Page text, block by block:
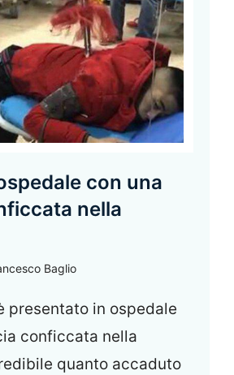
con una
nella
Baglio
presentato in ospedale
conficcata nella
quanto accaduto